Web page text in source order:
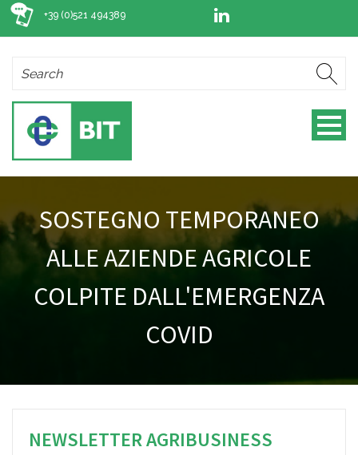
+39 (0)521 494389
SOSTEGNO TEMPORANEO
ALLE AZIENDE AGRICOLE
COLPITE DALL'EMERGENZA
COVID
NEWSLETTER AGRIBUSINESS